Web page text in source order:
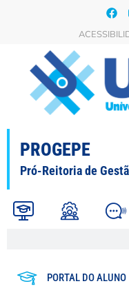
PROGEPE
Pró-Reitoria de
PORTAL DO ALUNO